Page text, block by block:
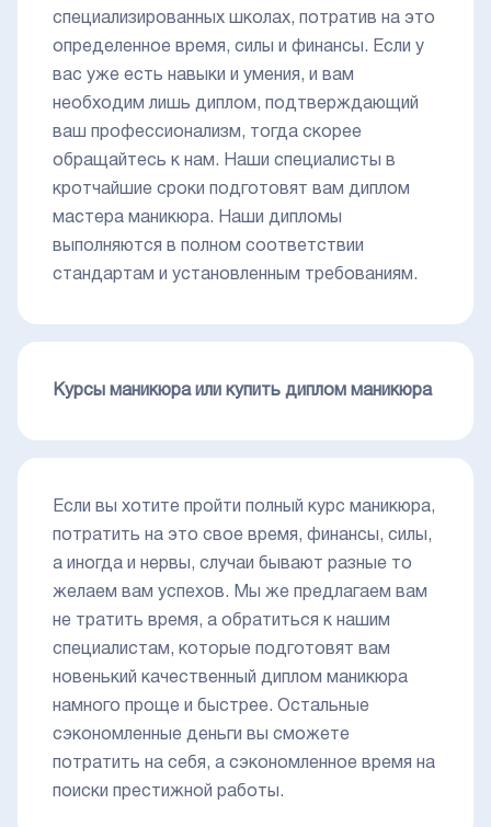
специализированных школах, потратив на это
определенное время, силы и финансы. Если у
вас уже есть навыки и умения, и вам
необходим лишь диплом, подтверждающий
ваш профессионализм, тогда скорее
обращайтесь к нам. Наши специалисты в
кротчайшие сроки подготовят вам диплом
мастера маникюра. Наши дипломы
выполняются в полном соответствии
стандартам и установленным требованиям.
Курсы маникюра или купить диплом маникюра
Если вы хотите пройти полный курс маникюра,
потратить на это свое время, финансы, силы,
а иногда и нервы, случаи бывают разные то
желаем вам успехов. Мы же предлагаем вам
не тратить время, а обратиться к нашим
специалистам, которые подготовят вам
новенький качественный диплом маникюра
намного проще и быстрее. Остальные
сэкономленные деньги вы сможете
потратить на себя, а сэкономленное время на
поиски престижной работы.